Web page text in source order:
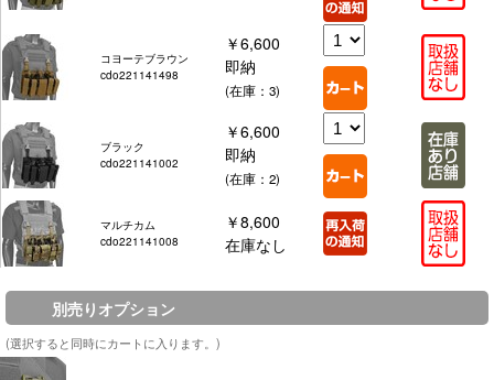
コヨーテブラウン
cdo221141498
￥6,600
即納
(在庫：3)
ブラック
cdo221141002
￥6,600
即納
(在庫：2)
マルチカム
cdo221141008
￥8,600
在庫なし
別売りオプション
(選択すると同時にカートに入ります。)